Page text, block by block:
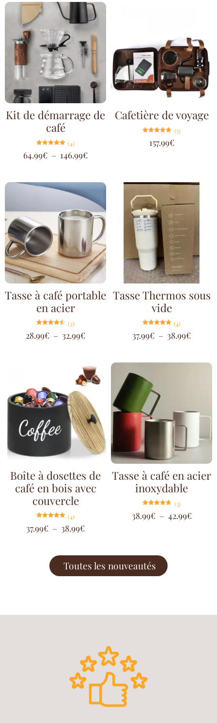
Kit de démarrage de
café
5.00
sur 5
(4)
64.99€ – 146.99€
Cafetière de voyage
5.00
sur 5
(5)
157.99€
Tasse à café portable
en acier
4.50
sur 5
(2)
28.99€ – 32.99€
Tasse Thermos sous
vide
5.00
sur 5
(4)
37.99€ – 38.99€
Boîte à dosettes de
café en bois avec
couvercle
5.00
sur 5
(4)
37.99€ – 38.99€
Tasse à café en acier
inoxydable
4.67
sur 5
(3)
38.99€ – 42.99€
Toutes les nouveautés